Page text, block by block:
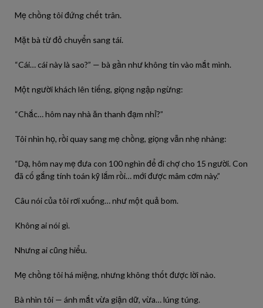
Mẹ chồng tôi đứng chết trân.
Mặt bà từ đỏ chuyển sang tái.
“Cái… cái này là sao?” — bà gần như không tin vào mắt mình.
Một người khách lên tiếng, giọng ngập ngừng:
“Chắc… hôm nay nhà ăn thanh đạm nhỉ?”
Tôi nhìn họ, rồi quay sang mẹ chồng, giọng vẫn nhẹ nhàng:
“Dạ, hôm nay mẹ đưa con 100 nghìn để đi chợ cho 15 người. Con
đã cố gắng tính toán kỹ lắm rồi… mới được mâm cơm này.”
Câu nói của tôi rơi xuống… như một quả bom.
Không ai nói gì.
Nhưng ai cũng hiểu.
Mẹ chồng tôi há miệng, nhưng không thốt được lời nào.
Bà nhìn tôi — ánh mắt vừa giận dữ, vừa… lúng túng.